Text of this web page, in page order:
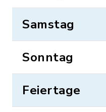
Samstag
Sonntag
Feiertage